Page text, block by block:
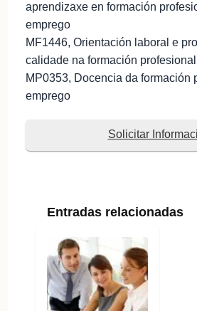
aprendizaxe en formación
emprego
MF1446, Orientación laboral e
calidade na formación
MP0353, Docencia da formación
emprego
Solicitar
Entradas relacionadas